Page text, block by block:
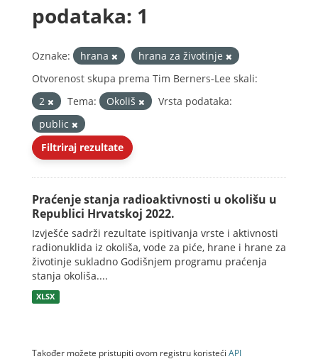
podataka: 1
Oznake: hrana
hrana za životinje
Otvorenost skupa prema Tim Berners-Lee skali:
2
Tema: Okoliš
Vrsta podataka:
public
Filtriraj rezultate
Praćenje stanja radioaktivnosti u okolišu u
Republici Hrvatskoj 2022.
Izvješće sadrži rezultate ispitivanja vrste i aktivnosti
radionuklida iz okoliša, vode za piće, hrane i hrane za
životinje sukladno Godišnjem programu praćenja
stanja okoliša....
XLSX
Također možete pristupiti ovom registru koristeći API